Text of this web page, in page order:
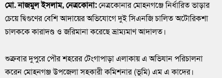
মো. নাজমুল ইসলাম, নেত্রকোনা:নেত্রকোনার মোহনগঞ্জে নির্ধারিত ভাড়ার
চেয়ে দ্বিগুণের বেশি আদায়ের অভিযোগে দুই সিএনজি চালিত অটোরিকশা
চালককে কারাদণ্ড ও জরিমানা করেছে ভ্রাম্যমাণ আদালত।
শুক্রবার দুপুরে পৌর শহরের টেংগাপাড়া এলাকায় এ অভিযান পরিচালনা
করেন মোহনগঞ্জ উপজেলা সহকারী কমিশনার (ভূমি) এম এ কাদের।